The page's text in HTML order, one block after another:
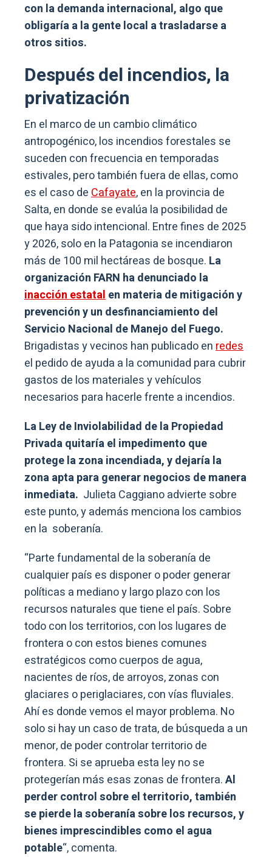
con la demanda internacional, algo que
obligaría a la gente local a trasladarse a
otros sitios.
Después del incendios, la
privatización
En el marco de un cambio climático
antropogénico, los incendios forestales se
suceden con frecuencia en temporadas
estivales, pero también fuera de ellas, como
es el caso deCafayate, en la provincia de
Salta, en donde se evalúa la posibilidad de
que haya sido intencional. Entre fines de 2025
y 2026, solo en la Patagonia se incendiaron
más de 100 mil hectáreas de bosque. La
organización FARN ha denunciado la
inacción estatalen materia de mitigación y
prevención y un desfinanciamiento del
Servicio Nacional de Manejo del Fuego.
Brigadistas y vecinos han publicado enredes
el pedido de ayuda a la comunidad para cubrir
gastos de los materiales y vehículos
necesarios para hacerle frente a incendios.
La Ley de Inviolabilidad de la Propiedad
Privada quitaría el impedimento que
protege la zona incendiada, y dejaría la
zona apta para generar negocios de manera
inmediata. Julieta Caggiano advierte sobre
este punto, y además menciona los cambios
en la soberanía.
“Parte fundamental de la soberanía de
cualquier país es disponer o poder generar
políticas a mediano y largo plazo con los
recursos naturales que tiene el país. Sobre
todo con los territorios, con los lugares de
frontera o con estos bienes comunes
estratégicos como cuerpos de agua,
nacientes de ríos, de arroyos, zonas con
glaciares o periglaciares, con vías fluviales.
Ahí es donde vemos el mayor problema. No
solo si hay un caso de trata, de búsqueda a un
menor, de poder controlar territorio de
frontera. Si se aprueba esta ley no se
protegerían más esas zonas de frontera.Al
perder control sobre el territorio, también
se pierde la soberanía sobre los recursos, y
bienes imprescindibles como el agua
potable“, comenta.